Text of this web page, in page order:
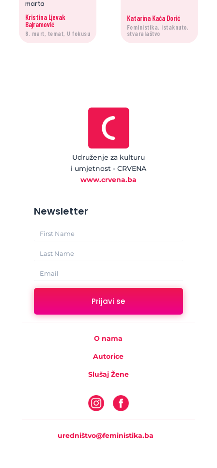
marta
Kristina Ljevak
Bajramović
8. mart, temat, U fokusu
Katarina Kaća Dorić
Feministika, istaknuto,
stvaralaštvo
Udruženje za kulturu
i umjetnost - CRVENA
www.crvena.ba
Newsletter
Prijavi se
O nama
Autorice
Slušaj Žene
uredništvo@feministika.ba